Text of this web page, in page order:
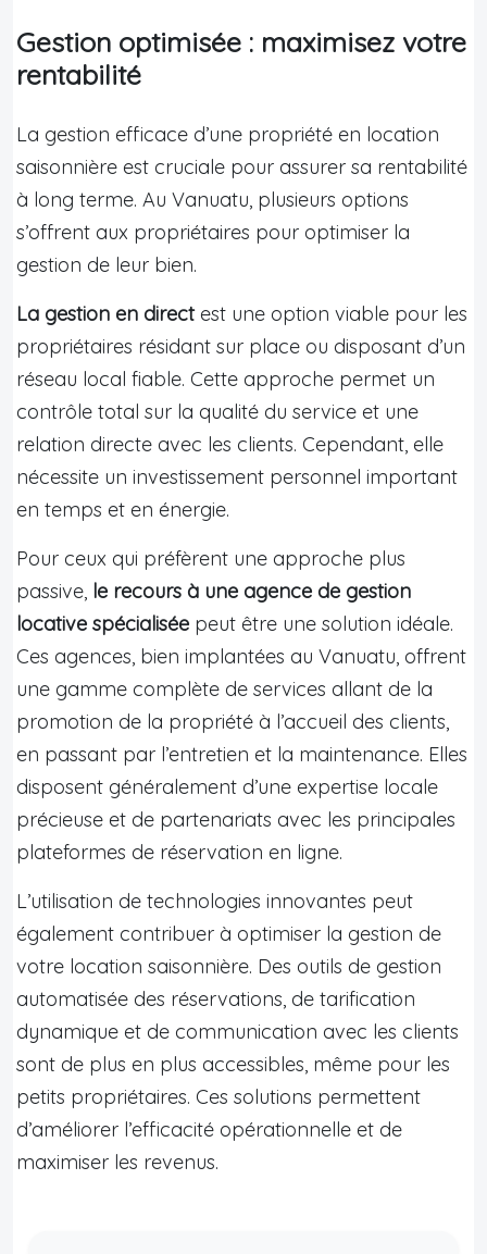
Gestion optimisée : maximisez votre
rentabilité
La gestion efficace d’une propriété en location
saisonnière est cruciale pour assurer sa rentabilité
à long terme. Au Vanuatu, plusieurs options
s’offrent aux propriétaires pour optimiser la
gestion de leur bien.
La gestion en directest une option viable pour les
propriétaires résidant sur place ou disposant d’un
réseau local fiable. Cette approche permet un
contrôle total sur la qualité du service et une
relation directe avec les clients. Cependant, elle
nécessite un investissement personnel important
en temps et en énergie.
Pour ceux qui préfèrent une approche plus
passive, le recours à une agence de gestion
locative spécialisée peut être une solution idéale.
Ces agences, bien implantées au Vanuatu, offrent
une gamme complète de services allant de la
promotion de la propriété à l’accueil des clients,
en passant par l’entretien et la maintenance. Elles
disposent généralement d’une expertise locale
précieuse et de partenariats avec les principales
plateformes de réservation en ligne.
L’utilisation de technologies innovantes peut
également contribuer à optimiser la gestion de
votre location saisonnière. Des outils de gestion
automatisée des réservations, de tarification
dynamique et de communication avec les clients
sont de plus en plus accessibles, même pour les
petits propriétaires. Ces solutions permettent
d’améliorer l’efficacité opérationnelle et de
maximiser les revenus.